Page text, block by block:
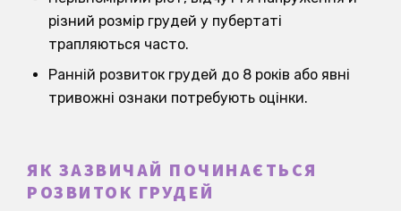
різний розмір грудей у пубертаті
трапляються часто.
Ранній розвиток грудей до 8 років або явні
тривожні ознаки потребують оцінки.
ЯК ЗАЗВИЧАЙ ПОЧИНАЄТЬСЯ
РОЗВИТОК ГРУДЕЙ